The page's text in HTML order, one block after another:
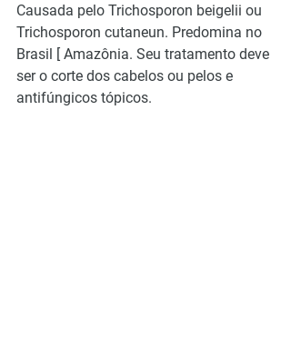
Causada pelo Trichosporon beigelii ou
Trichosporon cutaneun. Predomina no
Brasil [ Amazônia. Seu tratamento deve
ser o corte dos cabelos ou pelos e
antifúngicos tópicos.